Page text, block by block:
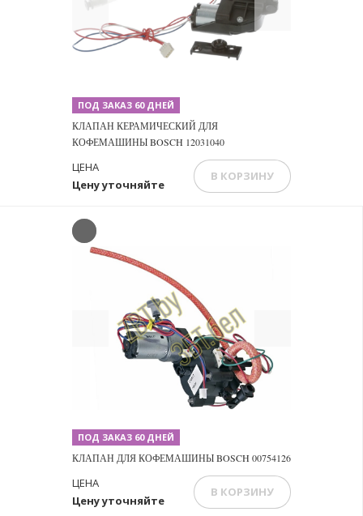
Previous Next
ПОД ЗАКАЗ 60 ДНЕЙ
КЛАПАН КЕРАМИЧЕСКИЙ ДЛЯ
КОФЕМАШИНЫ BOSCH 12031040
Цену уточняйте
ЦЕНА
В КОРЗИНУ
Previous
ПОД ЗАКАЗ 60 ДНЕЙ
КЛАПАН ДЛЯ КОФЕМАШИНЫ BOSCH 00754126
Цену уточняйте
ЦЕНА
В КОРЗИНУ